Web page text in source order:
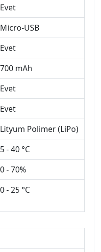
Evet
Micro-USB
Evet
700 mAh
Evet
Evet
Lityum Polimer (LiPo)
5 - 40 °C
0 - 70%
0 - 25 °C